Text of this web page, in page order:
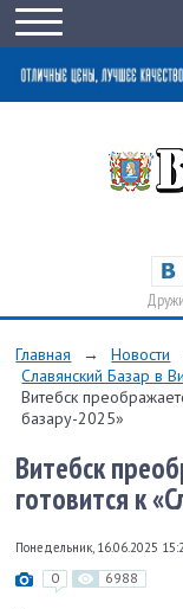
Главная → Новости
Славянский Базар в
Витебск
базару-2025»
Витебск
готовится к
Понедельник, 16.06.2025
0 6988